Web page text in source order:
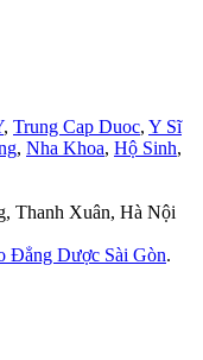
, Trung Cap Duoc, Y Sĩ
, Nha Khoa, Hộ Sinh,
Thanh Xuân, Hà Nội
Đẳng Dược Sài Gòn.